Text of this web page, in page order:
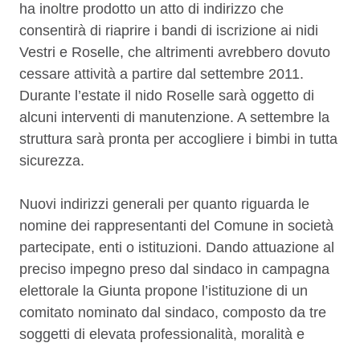
ha inoltre prodotto un atto di indirizzo che
consentirà di riaprire i bandi di iscrizione ai nidi
Vestri e Roselle, che altrimenti avrebbero dovuto
cessare attività a partire dal settembre 2011.
Durante l’estate il nido Roselle sarà oggetto di
alcuni interventi di manutenzione. A settembre la
struttura sarà pronta per accogliere i bimbi in tutta
sicurezza.
Nuovi indirizzi generali per quanto riguarda le
nomine dei rappresentanti del Comune in società
partecipate, enti o istituzioni. Dando attuazione al
preciso impegno preso dal sindaco in campagna
elettorale la Giunta propone l’istituzione di un
comitato nominato dal sindaco, composto da tre
soggetti di elevata professionalità, moralità e